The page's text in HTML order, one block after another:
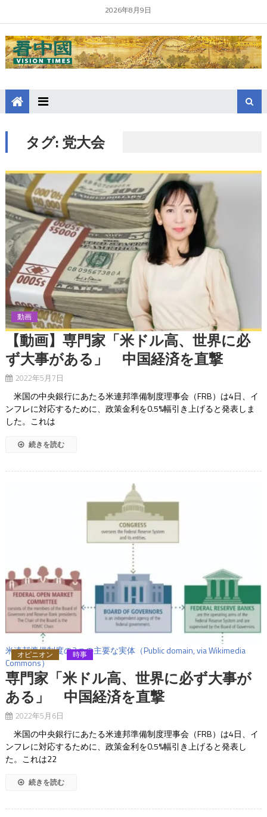
2026年8月9日
タグ:党大会
動画
【動画】専門家「米ドル高、世界に必
ず大事がある」 中国経済を直撃
2022年5月7日
米国の中央銀行にあたる米連邦準備制度理事会（FRB）は4日、イ
ンフレに対応するために、政策金利を0.5%幅引き上げると発表しま
した。これは
続きを読む
米連邦準備制度の3つの主要な実体（Public domain, via Wikimedia
Commons）
オピニオン 時事
専門家「米ドル高、世界に必ず大事が
ある」 中国経済を直撃
2022年5月6日
米国の中央銀行にあたる米連邦準備制度理事会（FRB）は4日、イ
ンフレに対応するために、政策金利を0.5%幅引き上げると発表し
た。これは22
続きを読む